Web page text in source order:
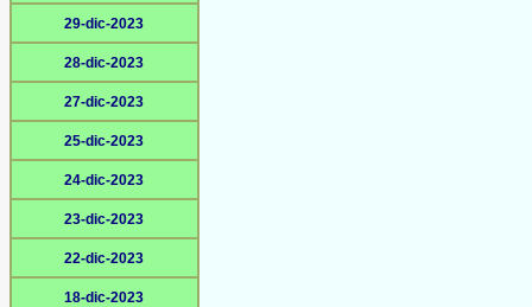
29-dic-2023
28-dic-2023
27-dic-2023
25-dic-2023
24-dic-2023
23-dic-2023
22-dic-2023
18-dic-2023